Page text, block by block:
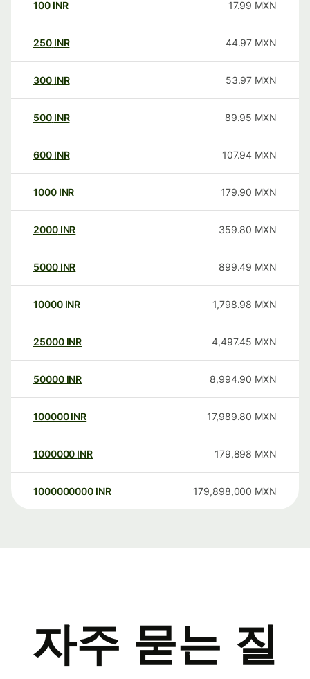
100 INR 17.99 MXN
250 INR 44.97 MXN
300 INR 53.97 MXN
500 INR 89.95 MXN
600 INR 107.94 MXN
1000 INR 179.90 MXN
2000 INR 359.80 MXN
5000 INR 899.49 MXN
10000 INR 1,798.98 MXN
25000 INR 4,497.45 MXN
50000 INR 8,994.90 MXN
100000 INR 17,989.80 MXN
1000000 INR 179,898 MXN
1000000000 INR 179,898,000 MXN
자주 묻는 질